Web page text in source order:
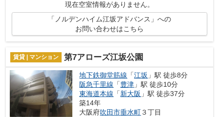
現在空室情報がありません。
「ノルデンハイム江坂アドバンス」への
お問い合わせはこちら
賃貸 | マンション 第7アローズ江坂公園
地下鉄御堂筋線 「江坂 」駅 徒歩8分
阪急千里線 「豊津 」駅 徒歩10分
東海道本線 「新大阪 」駅 徒歩37分
築14年
大阪府吹田市垂水町３丁目